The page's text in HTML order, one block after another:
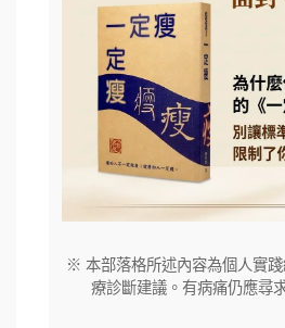
※ 本部落格所述內容為個人實
療診斷建議。有病痛仍應尋